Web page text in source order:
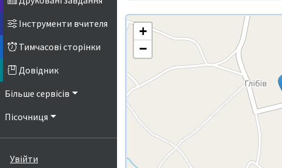
Інструменти вчителя
Тимчасові сторінки
Довідник
Більше сервісів
Пісочниця
Увійти
+
−